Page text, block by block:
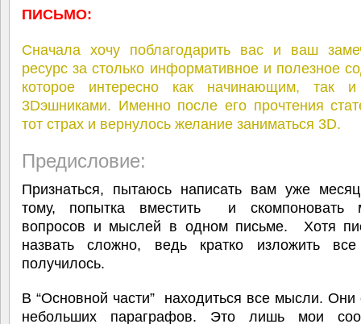
ПИСЬМО:
Cначала хочу поблагодарить вас и ваш
ресурс за столько информативное и полезное
которое интересно как начинающим, так
3Dэшниками. Именно после его прочтения
тот страх и вернулось желание заниматься 3D.
Предисловие:
Признаться, пытаюсь написать вам уже
тому, попытка вместить и скомпоновать
вопросов и мыслей в одном письме. Хотя
назвать сложно, ведь кратко изложить
получилось.
В “Основной части” находиться все мысли. Они
небольших параграфов. Это лишь мои